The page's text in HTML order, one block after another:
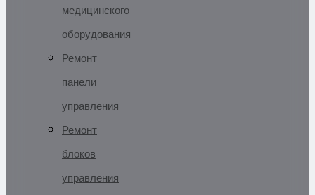
медицинского
оборудования
Ремонт
панели
управления
Ремонт
блоков
управления